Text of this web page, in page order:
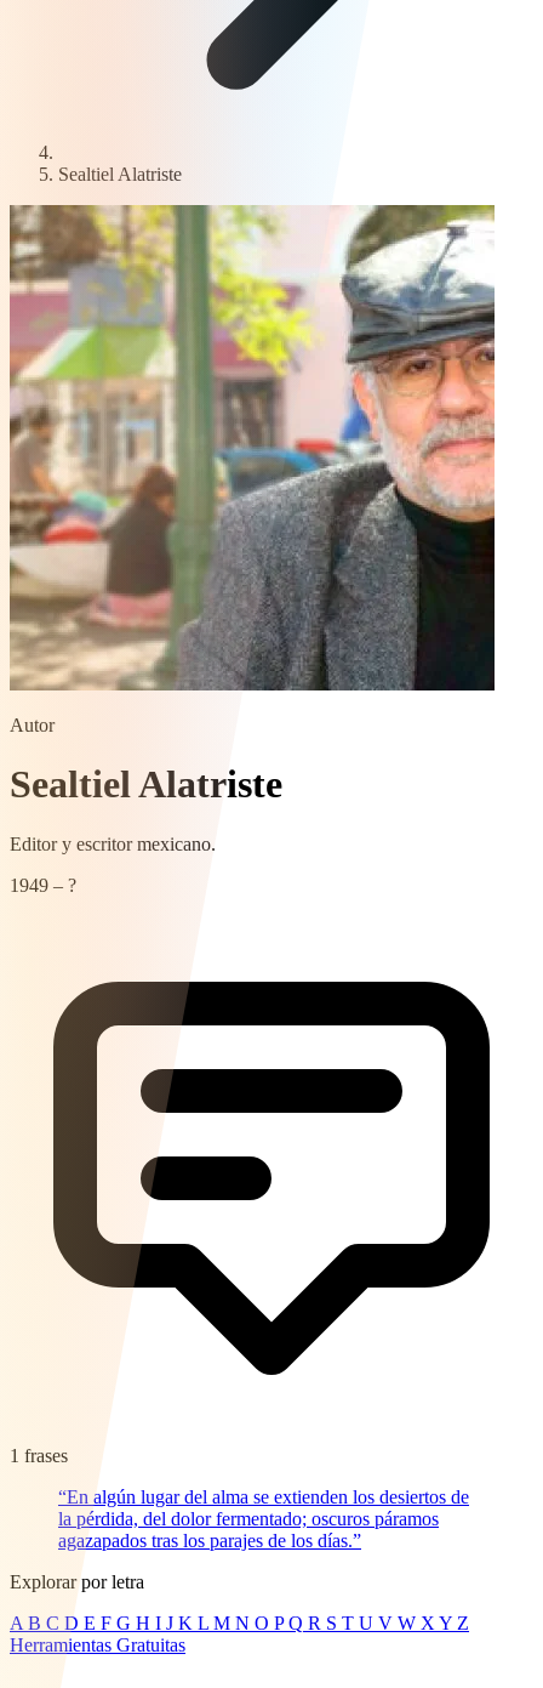
Sealtiel Alatriste
Autor
Sealtiel Alatriste
Editor y escritor mexicano.
1949 – ?
1 frases
“En algún lugar del alma se extienden los desiertos de
la pérdida, del dolor fermentado; oscuros páramos
agazapados tras los parajes de los días.”
Explorar por letra
A B C D E F G H I J K L M N O P Q R S T U V W X Y Z
Herramientas Gratuitas